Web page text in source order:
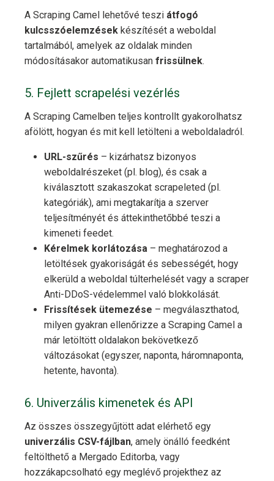
A Scraping Camel lehetővé teszi átfogó
kulcsszóelemzések készítését a weboldal
tartalmából, amelyek az oldalak minden
módosításakor automatikusan frissülnek.
5. Fejlett scrapelési vezérlés
A Scraping Camelben teljes kontrollt gyakorolhatsz
afölött, hogyan és mit kell letölteni a weboldaladról.
URL-szűrés – kizárhatsz bizonyos
weboldalrészeket (pl. blog), és csak a
kiválasztott szakaszokat scrapeleted (pl.
kategóriák), ami megtakarítja a szerver
teljesítményét és áttekinthetőbbé teszi a
kimeneti feedet.
Kérelmek korlátozása – meghatározod a
letöltések gyakoriságát és sebességét, hogy
elkerüld a weboldal túlterhelését vagy a scraper
Anti-DDoS-védelemmel való blokkolását.
Frissítések ütemezése – megválaszthatod,
milyen gyakran ellenőrizze a Scraping Camel a
már letöltött oldalakon bekövetkező
változásokat (egyszer, naponta, háromnaponta,
hetente, havonta).
6. Univerzális kimenetek és API
Az összes összegyűjtött adat elérhető egy
univerzális CSV-fájlban, amely önálló feedként
feltölthető a Mergado Editorba, vagy
hozzákapcsolható egy meglévő projekthez az